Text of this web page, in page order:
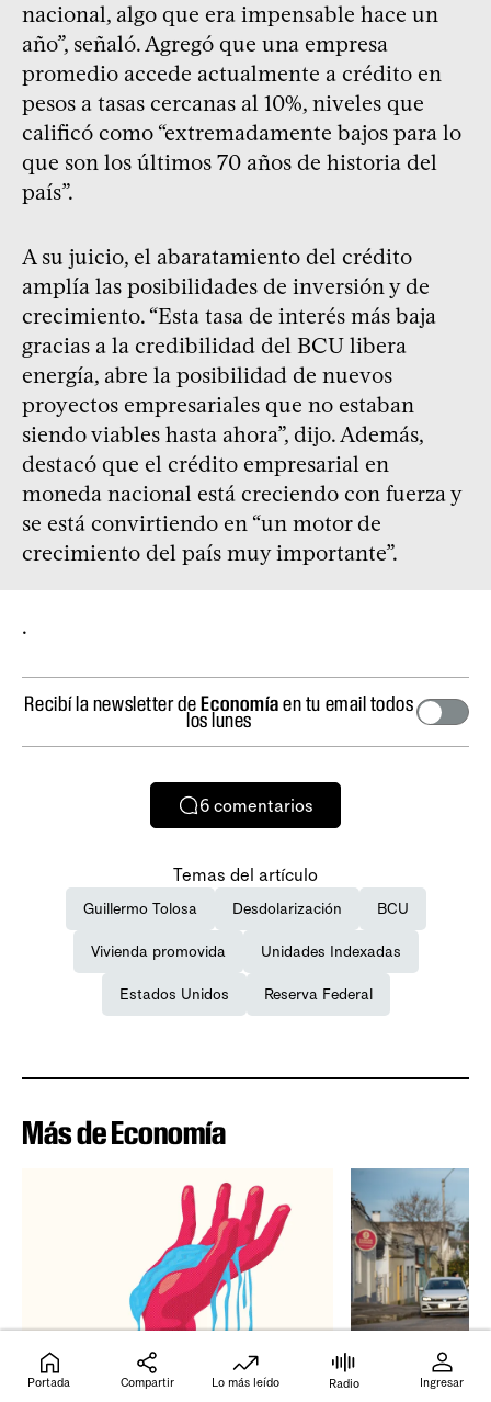
nacional, algo que era impensable hace un
año”, señaló. Agregó que una empresa
promedio accede actualmente a crédito en
pesos a tasas cercanas al 10%, niveles que
calificó como “extremadamente bajos para lo
que son los últimos 70 años de historia del
país”.
A su juicio, el abaratamiento del crédito
amplía las posibilidades de inversión y de
crecimiento. “Esta tasa de interés más baja
gracias a la credibilidad del BCU libera
energía, abre la posibilidad de nuevos
proyectos empresariales que no estaban
siendo viables hasta ahora”, dijo. Además,
destacó que el crédito empresarial en
moneda nacional está creciendo con fuerza y
se está convirtiendo en “un motor de
crecimiento del país muy importante”.
.
Recibí la newsletter deEconomíaen tu email todos
los lunes
6 comentarios
Temas del artículo
Guillermo Tolosa Desdolarización BCU
Vivienda promovida Unidades Indexadas
Estados Unidos Reserva Federal
Más de Economía
ACADEMIA ACADEMIA
Portada Compartir Lo más leído Radio Ingresar